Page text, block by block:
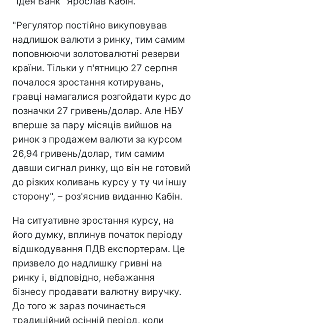
"Регулятор постійно викуповував
надлишок валюти з ринку, тим самим
поповнюючи золотовалютні резерви
країни. Тільки у п'ятницю 27 серпня
почалося зростання котирувань,
гравці намагалися розгойдати курс до
позначки 27 гривень/долар. Але НБУ
вперше за пару місяців вийшов на
ринок з продажем валюти за курсом
26,94 гривень/долар, тим самим
давши сигнал ринку, що він не готовий
до різких коливань курсу у ту чи іншу
сторону", – роз'яснив виданню Кабін.
На ситуативне зростання курсу, на
його думку, вплинув початок періоду
відшкодування ПДВ експортерам. Це
призвело до надлишку гривні на
ринку і, відповідно, небажання
бізнесу продавати валютну виручку.
До того ж зараз починається
традиційний осінній період, коли